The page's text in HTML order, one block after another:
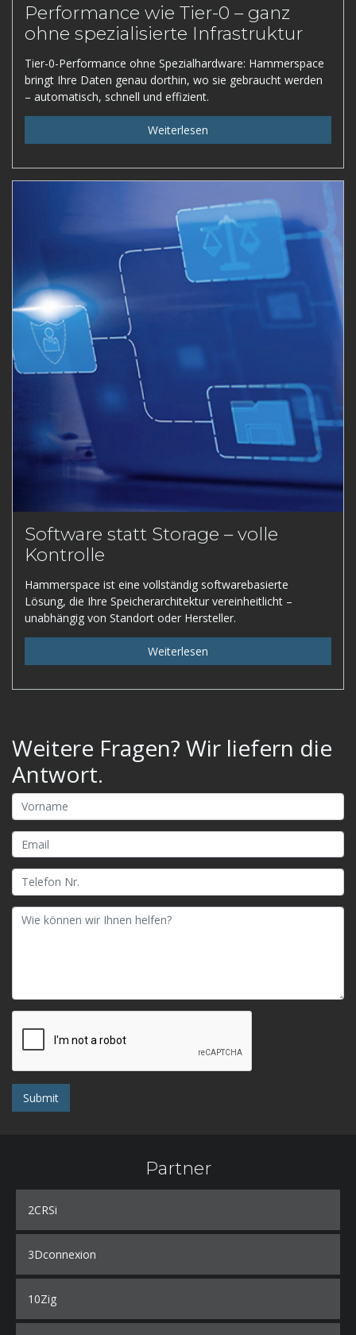
Performance wie Tier-0 – ganz
ohne spezialisierte Infrastruktur
Tier-0-Performance ohne Spezialhardware: Hammerspace
bringt Ihre Daten genau dorthin, wo sie gebraucht werden
– automatisch, schnell und effizient.
Weiterlesen
Software statt Storage – volle
Kontrolle
Hammerspace ist eine vollständig softwarebasierte
Lösung, die Ihre Speicherarchitektur vereinheitlicht –
unabhängig von Standort oder Hersteller.
Weiterlesen
Weitere Fragen? Wir liefern die
Antwort.
Submit
Partner
2CRSi
3Dconnexion
10Zig